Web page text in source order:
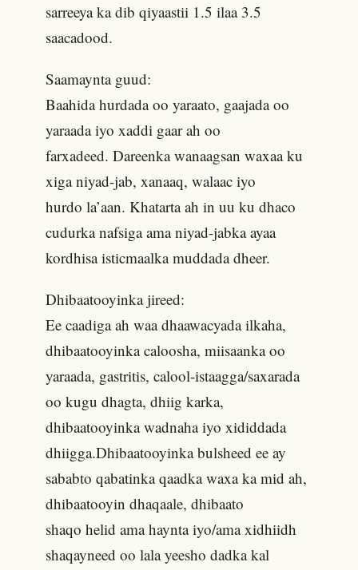
sarreeya ka dib qiyaastii 1.5 ilaa 3.5
saacadood.
Saamaynta guud:
Baahida hurdada oo yaraato, gaajada oo
yaraada iyo xaddi gaar ah oo
farxadeed. Dareenka wanaagsan waxaa ku
xiga niyad-jab, xanaaq, walaac iyo
hurdo la’aan. Khatarta ah in uu ku dhaco
cudurka nafsiga ama niyad-jabka ayaa
kordhisa isticmaalka muddada dheer.
Dhibaatooyinka jireed:
Ee caadiga ah waa dhaawacyada ilkaha,
dhibaatooyinka caloosha, miisaanka oo
yaraada, gastritis, calool-istaagga/saxarada
oo kugu dhagta, dhiig karka,
dhibaatooyinka wadnaha iyo xididdada
dhiigga.Dhibaatooyinka bulsheed ee ay
sababto qabatinka qaadka waxa ka mid ah,
dhibaatooyin dhaqaale, dhibaato
shaqo helid ama haynta iyo/ama xidhiidh
shaqayneed oo lala yeesho dadka kal